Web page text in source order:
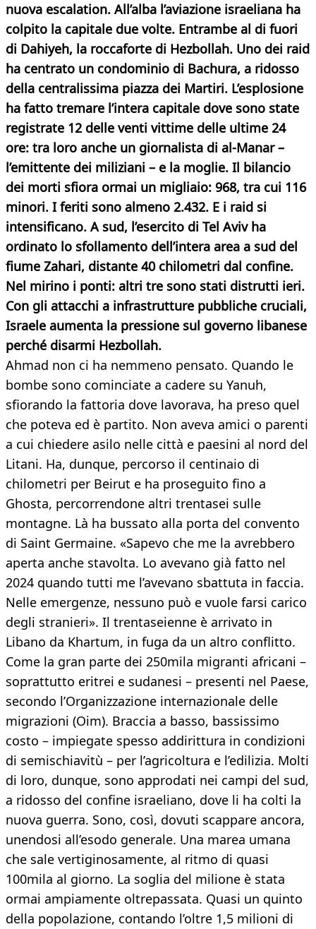
nuova escalation. All’alba l’aviazione israeliana ha
colpito la capitale due volte. Entrambe al di fuori
di Dahiyeh, la roccaforte di Hezbollah. Uno dei raid
ha centrato un condominio di Bachura, a ridosso
della centralissima piazza dei Martiri. L’esplosione
ha fatto tremare l’intera capitale dove sono state
registrate 12 delle venti vittime delle ultime 24
ore: tra loro anche un giornalista di al-Manar –
l’emittente dei miliziani – e la moglie. Il bilancio
dei morti sfiora ormai un migliaio: 968, tra cui 116
minori. I feriti sono almeno 2.432. E i raid si
intensificano. A sud, l’esercito di Tel Aviv ha
ordinato lo sfollamento dell’intera area a sud del
fiume Zahari, distante 40 chilometri dal confine.
Nel mirino i ponti: altri tre sono stati distrutti ieri.
Con gli attacchi a infrastrutture pubbliche cruciali,
Israele aumenta la pressione sul governo libanese
perché disarmi Hezbollah.
Ahmad non ci ha nemmeno pensato. Quando le
bombe sono cominciate a cadere su Yanuh,
sfiorando la fattoria dove lavorava, ha preso quel
che poteva ed è partito. Non aveva amici o parenti
a cui chiedere asilo nelle città e paesini al nord del
Litani. Ha, dunque, percorso il centinaio di
chilometri per Beirut e ha proseguito fino a
Ghosta, percorrendone altri trentasei sulle
montagne. Là ha bussato alla porta del convento
di Saint Germaine. «Sapevo che me la avrebbero
aperta anche stavolta. Lo avevano già fatto nel
2024 quando tutti me l’avevano sbattuta in faccia.
Nelle emergenze, nessuno può e vuole farsi carico
degli stranieri». Il trentaseienne è arrivato in
Libano da Khartum, in fuga da un altro conflitto.
Come la gran parte dei 250mila migranti africani –
soprattutto eritrei e sudanesi – presenti nel Paese,
secondo l’Organizzazione internazionale delle
migrazioni (Oim). Braccia a basso, bassissimo
costo – impiegate spesso addirittura in condizioni
di semischiavitù – per l’agricoltura e l’edilizia. Molti
di loro, dunque, sono approdati nei campi del sud,
a ridosso del confine israeliano, dove li ha colti la
nuova guerra. Sono, così, dovuti scappare ancora,
unendosi all’esodo generale. Una marea umana
che sale vertiginosamente, al ritmo di quasi
100mila al giorno. La soglia del milione è stata
ormai ampiamente oltrepassata. Quasi un quinto
della popolazione, contando l’oltre 1,5 milioni di